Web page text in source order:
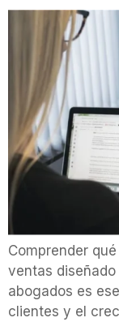
Comprender
ventas
abogados es
clientes y el